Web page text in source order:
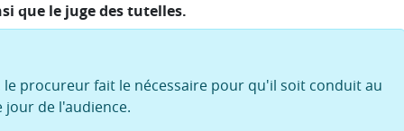
que le juge des tutelles.
le procureur fait le nécessaire pour qu'il soit conduit au
de l'audience.